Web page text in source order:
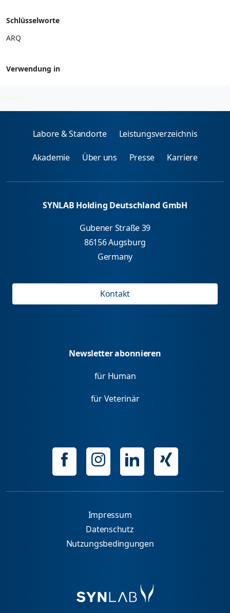
Schlüsselworte
ARQ
Verwendung in
2026-08-05
Labore & Standorte Leistungsverzeichnis
Akademie Über uns Presse Karriere
SYNLAB Holding Deutschland GmbH
Gubener Straße 39
86156 Augsburg
Germany
Kontakt
Newsletter abonnieren
für Human
für Veterinär
Impressum
Datenschutz
Nutzungsbedingungen